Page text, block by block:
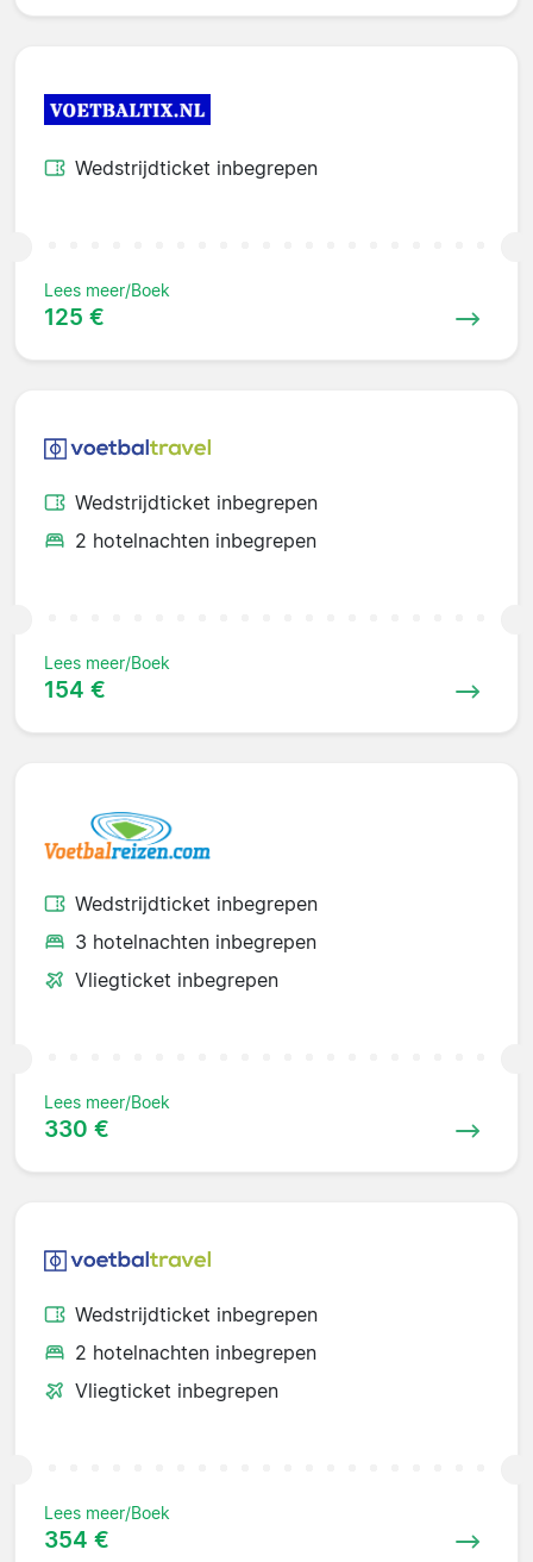
Wedstrijdticket inbegrepen
Lees meer/Boek
125 €
Wedstrijdticket inbegrepen
2 hotelnachten inbegrepen
Lees meer/Boek
154 €
Wedstrijdticket inbegrepen
3 hotelnachten inbegrepen
Vliegticket inbegrepen
Lees meer/Boek
330 €
Wedstrijdticket inbegrepen
2 hotelnachten inbegrepen
Vliegticket inbegrepen
Lees meer/Boek
354 €